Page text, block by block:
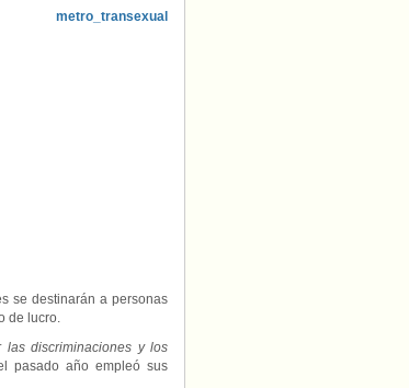
se destinarán a personas
de lucro.
las discriminaciones y los
pasado año empleó sus